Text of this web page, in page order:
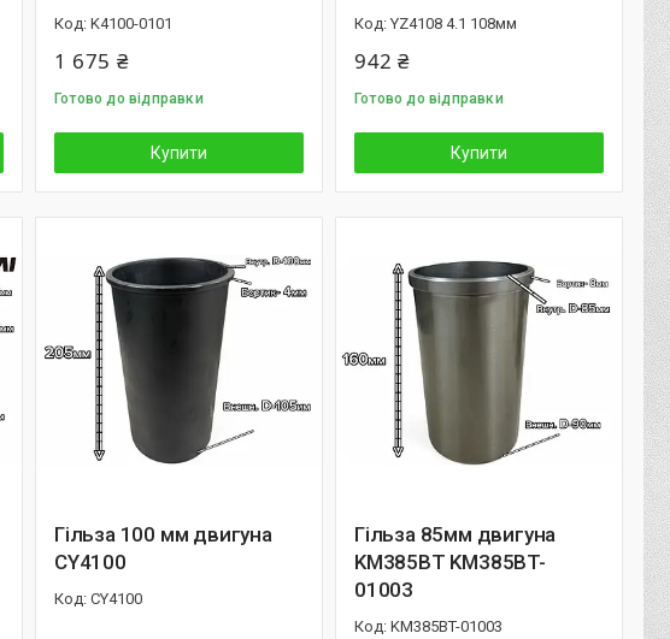
K4100-0101
1 675 ₴
Готово до відправки
Купити
YZ4108 4.1 108мм
942 ₴
Готово до відправки
Купити
Гільза 100 мм двигуна
CY4100
CY4100
Гільза 85мм двигуна
KM385BT KM385BT-
01003
KM385BT-01003